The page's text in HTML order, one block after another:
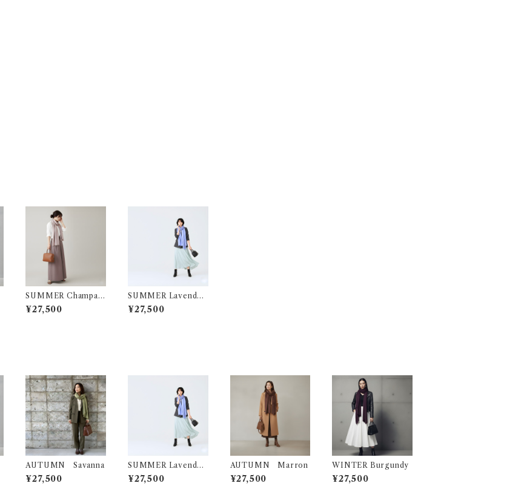
SUMMER Champag
ne
¥27,500
SUMMER Lavender
Blue
¥27,500
AUTUMN Savanna
¥27,500
SUMMER Lavender
Blue
¥27,500
AUTUMN Marron
¥27,500
WINTER Burgundy
¥27,500